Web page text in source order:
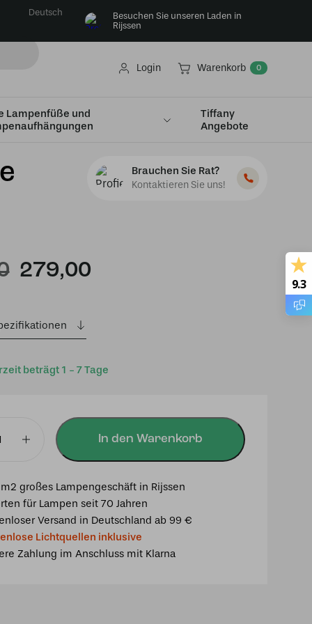
Deutsch
Besuchen Sie unseren Laden in
Rijssen
Login Warenkorb 0
Lampenfüße und
Tiffany
Angebote
Brauchen Sie Rat?
Kontaktieren Sie uns!
beträgt 1 - 7 Tage
Ursprünglicher
war:
€ 328,00
279,00Aktueller
In den Warenkorb
großes Lampengeschäft in Rijssen
für Lampen seit 70 Jahren
Versand in Deutschland ab 99 €
Lichtquellen inklusive
Zahlung im Anschluss mit Klarna
9.3